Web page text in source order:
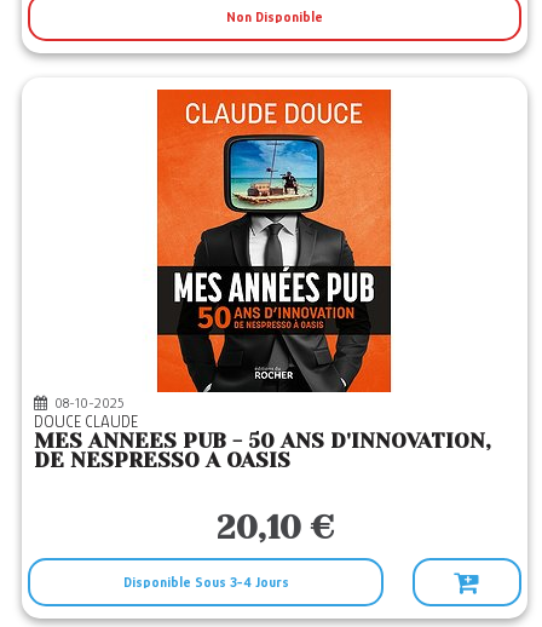
Non Disponible
08-10-2025
DOUCE CLAUDE
MES ANNEES PUB - 50 ANS D'INNOVATION,
DE NESPRESSO A OASIS
20,10 €
Disponible Sous 3-4 Jours